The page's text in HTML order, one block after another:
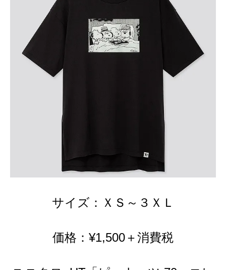
サイズ：ＸＳ～３ＸＬ
価格：¥1,500＋消費税